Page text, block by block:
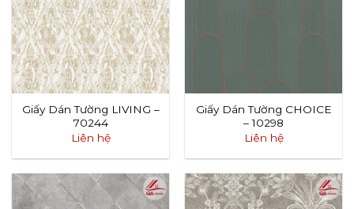
Giấy Dán Tường LIVING –
70244
Liên hệ
Giấy Dán Tường CHOICE
– 10298
Liên hệ